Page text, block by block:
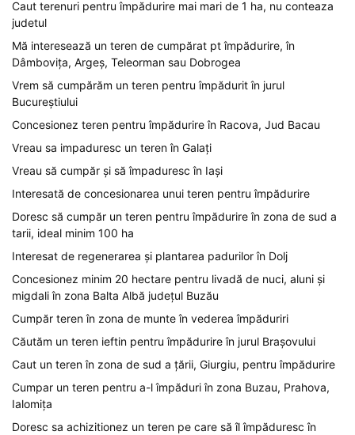
Caut terenuri pentru împădurire mai mari de 1 ha, nu conteaza
judetul
Mă interesează un teren de cumpărat pt împădurire, în
Dâmbovița, Argeș, Teleorman sau Dobrogea
Vrem să cumpărăm un teren pentru împădurit în jurul
Bucureștiului
Concesionez teren pentru împădurire în Racova, Jud Bacau
Vreau sa impaduresc un teren în Galați
Vreau să cumpăr și să împaduresc în Iași
Interesată de concesionarea unui teren pentru împădurire
Doresc să cumpăr un teren pentru împădurire în zona de sud a
tarii, ideal minim 100 ha
Interesat de regenerarea și plantarea padurilor în Dolj
Concesionez minim 20 hectare pentru livadă de nuci, aluni și
migdali în zona Balta Albă județul Buzău
Cumpăr teren în zona de munte în vederea împăduriri
Căutăm un teren ieftin pentru împădurire în jurul Brașovului
Caut un teren în zona de sud a țării, Giurgiu, pentru împădurire
Cumpar un teren pentru a-l împăduri în zona Buzau, Prahova,
Ialomița
Doresc sa achizitionez un teren pe care să îl împăduresc în